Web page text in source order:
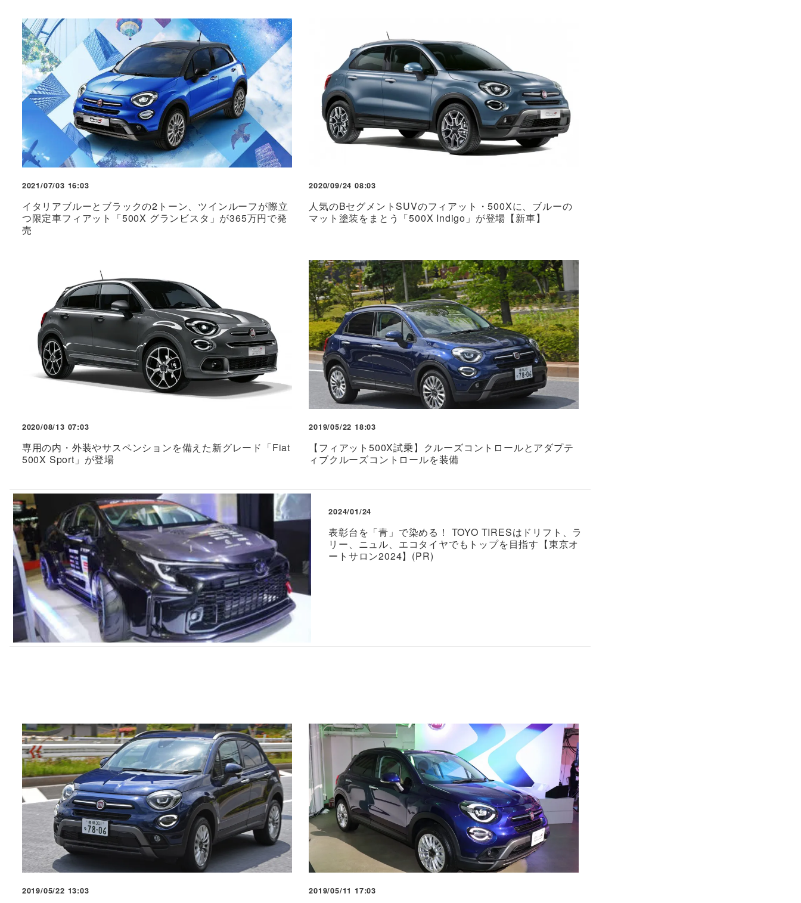
2021/07/03 16:03
イタリアブルーとブラックの2トーン、ツインルーフが際立
つ限定車フィアット「500X グランビスタ」が365万円で発
売
2020/09/24 08:03
人気のBセグメントSUVのフィアット・500Xに、ブルーの
マット塗装をまとう「500X Indigo」が登場【新車】
2020/08/13 07:03
専用の内・外装やサスペンションを備えた新グレード「Fiat
500X Sport」が登場
2019/05/22 18:03
【フィアット500X試乗】クルーズコントロールとアダプテ
ィブクルーズコントロールを装備
2024/01/24
表彰台を「青」で染める！ TOYO TIRESはドリフト、ラ
リー、ニュル、エコタイヤでもトップを目指す【東京オ
ートサロン2024】(PR)
2019/05/22 13:03 2019/05/11 17:03